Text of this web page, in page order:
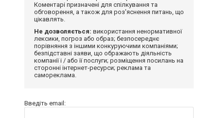
Коментарі призначені для спілкування та
обговорення, а також для роз'яснення питань, що
цікавлять.
Не дозволяється: використання ненормативної
лексики, погроз або образ; безпосереднє
порівняння з іншими конкуруючими компаніями;
безпідставні заяви, що ображають діяльність
компанії і / або її послуги; розміщення посилань на
сторонні інтернет-ресурси; реклама та
самореклама.
Введіть email: